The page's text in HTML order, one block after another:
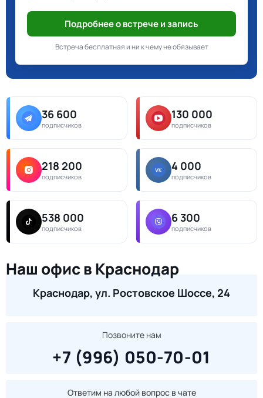
Подробнее о встрече и запись
Встреча бесплатная и ни к чему не обязывает
36 600
подписчиков
130 000
подписчиков
218 200
подписчиков
4 000
подписчиков
538 000
подписчиков
6 300
подписчиков
Наш офис в Краснодар
Краснодар, ул. Ростовское Шоссе, 24
Позвоните нам
+7 (996) 050-70-01
Ответим на любой вопрос в чате